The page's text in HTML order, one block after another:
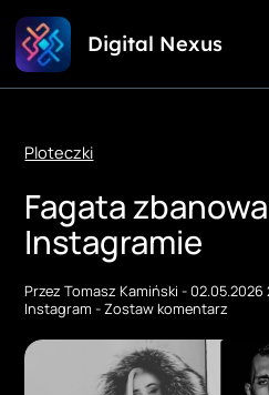
Przejdź
do
treści
Digital Nexus
Ploteczki
Fagata
Instagramie
PrzezTomasz Kamiński-
Instagram -Zostaw komentarz